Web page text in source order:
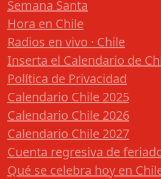
Semana Santa
Hora en Chile
Radios en vivo · Chile
Inserta el Calendario de
Política de Privacidad
Calendario Chile 2025
Calendario Chile 2026
Calendario Chile 2027
Cuenta regresiva de
Qué se celebra hoy en